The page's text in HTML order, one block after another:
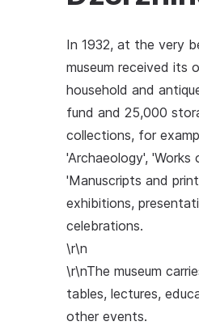
In 1932, at the very
museum received its
household and
fund and 25,000
collections, for
'Archaeology',
'Manuscripts and
exhibitions,
celebrations.
\r\n
\r\nThe museum
tables, lectures,
other events.